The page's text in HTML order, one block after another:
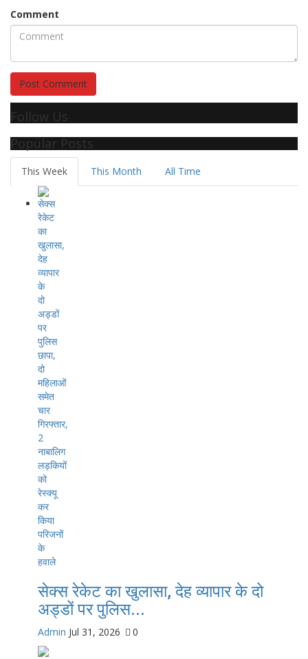
Comment
Post Comment
Follow Us
Popular Posts
This Week This Month All Time
सेक्स रेकेट का खुलासा, देह व्यापार के दो
अड्डों पर पुलिस...
Admin Jul 31, 2026 0